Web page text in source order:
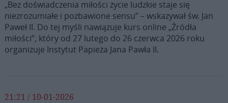
„Bez doświadczenia miłości życie ludzkie staje się
niezrozumiałe i pozbawione sensu” – wskazywał św. Jan
Paweł II. Do tej myśli nawiązuje kurs online „Źródła
miłości”, który od 27 lutego do 26 czerwca 2026 roku
organizuje Instytut Papieża Jana Pawła II.
21:21 / 10-01-2026